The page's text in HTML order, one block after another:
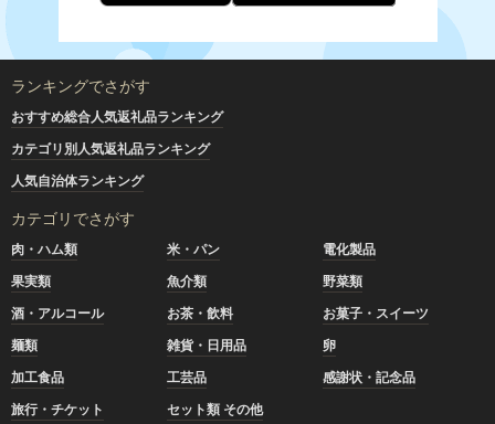
・北海道奈井江産ゆめぴりか『奏穂（かなでほ）』 栽培期
㎏）
サイズバリエーションも豊富にしました。
また、お試しで食べ比べセットもお届けします。
・北海道奈井江産ゆめぴりか『奏穂（かなでほ）』 玄米＆
白米 おためしセット 計600g 栽培期間中農薬不使用米
---------------------------------------------------
2025/12/5）人気の雑穀シリーズがリニューアルして再登
場！
・ざっこくごはんのもと
・もちきび・もちあわ・黒千石・たかきび・黒米
---------------------------------------------------
【お礼の品（お米の定期便）を追加しました！】（２０２５
年１０月２１日更新）
ランキングでさがす
おすすめ総合人気返礼品ランキング
カテゴリ別人気返礼品ランキング
人気自治体ランキング
カテゴリでさがす
肉・ハム類 米・パン
電化製品
果実類
魚介類
野菜類
酒・アルコール
お茶・飲料
お菓子・スイーツ
麺類
雑貨・日用品
卵
加工食品
工芸品
感謝状・記念品
旅行・チケット
セット類 その他